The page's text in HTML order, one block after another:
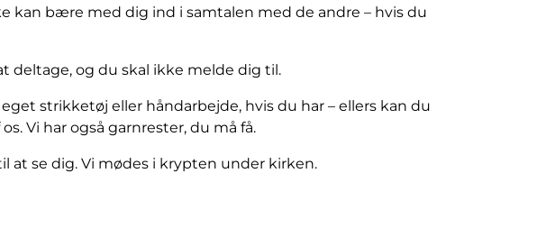
kan bære med dig ind i samtalen med de andre – hvis du
deltage, og du skal ikke melde dig til.
strikketøj eller håndarbejde, hvis du har – ellers kan du
Vi har også garnrester, du må få.
at se dig. Vi mødes i krypten under kirken.